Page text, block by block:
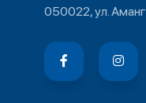
050022, ул.